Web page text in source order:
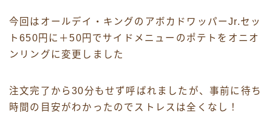
今回はオールデイ・キングのアボカドワッパーJr.セッ
ト650円に＋50円でサイドメニューのポテトをオニオ
ンリングに変更しました
注文完了から30分もせず呼ばれましたが、事前に待ち
時間の目安がわかったのでストレスは全くなし！